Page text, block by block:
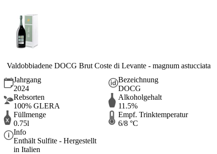
Valdobbiadene DOCG Brut Coste di Levante - magnum astucciata
Jahrgang
2024
Bezeichnung
DOCG
Rebsorten
100% GLERA
Alkoholgehalt
11.5%
Füllmenge
0.75l
Empf. Trinktemperatur
6/8 °C
Info
Enthält Sulfite - Hergestellt
in Italien